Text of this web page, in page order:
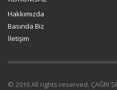
Hakkımızda
Basında Biz
İletişim
© 2016 All rights reserved. ÇAĞRI